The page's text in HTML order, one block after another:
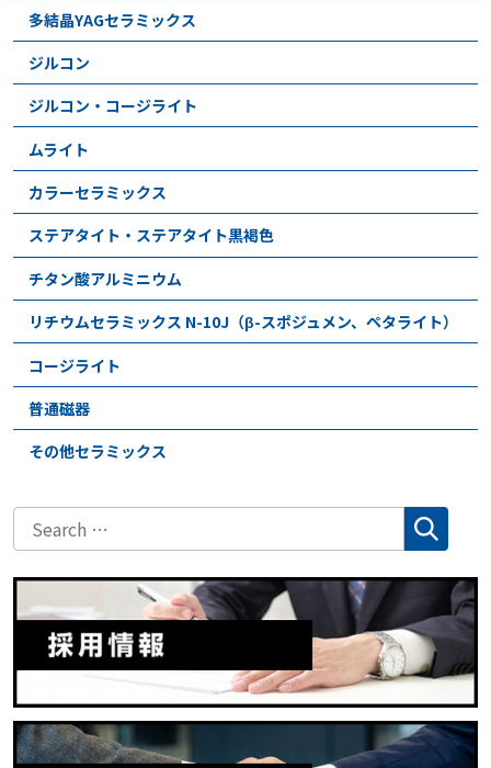
多結晶YAGセラミックス
ジルコン
ジルコン・コージライト
ムライト
カラーセラミックス
ステアタイト・ステアタイト黒褐色
チタン酸アルミニウム
リチウムセラミックス N-10J（β-スポジュメン、ペタライト）
コージライト
普通磁器
その他セラミックス